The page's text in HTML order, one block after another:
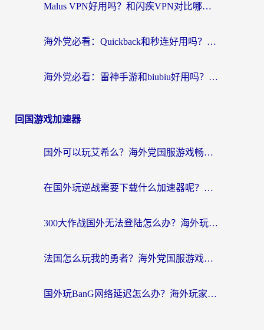
Malus VPN好用吗？和闪疾VPN对比哪个回国效果更好？海外华人的实用避坑指南
海外党必看：Quickback和秒连好用吗？3步选对回国加速器，无缝刷国内资源
海外党必看：雷神手游和biubiu好用吗？3招选对回国加速器无缝刷国内资源
回国游戏加速器
国外可以玩艾希么？海外党国服游戏畅玩终极指南（附加速器选择秘籍）
在国外玩逆战需要下载什么加速器呢？海外党亲测有效的国服游戏加速指南
300大作战国外无法登陆怎么办？海外玩家亲测有效的解决指南
法国怎么玩我的勇者？海外党国服游戏不卡攻略，附3款热门游戏加速实测
国外玩BanG网络延迟怎么办？海外玩家亲测有效的国服游戏加速指南